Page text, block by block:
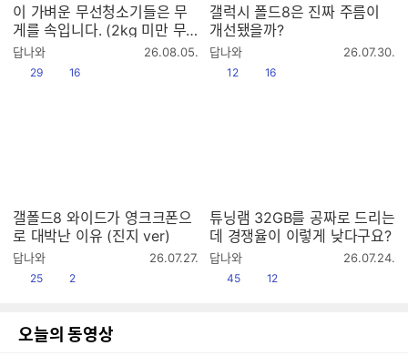
이 가벼운 무선청소기들은 무
게를 속입니다. (2kg 미만 무
선청소기 9종 테스트 1편)
답나와
작
26.08.05.
공감
29 댓글수
16
갤럭시 폴드8은 진짜 주름이
개선됐을까?
답나와
작
26.07.30.
공감
12 댓글수
16
갤폴드8 와이드가 영크크폰으
로 대박난 이유 (진지 ver)
답나와
작
26.07.27.
공감
25 댓글수
2
튜닝램 32GB를 공짜로 드리는
데 경쟁율이 이렇게 낮다구요?
답나와
작
26.07.24.
공감
45 댓글수
12
오늘의 동영상